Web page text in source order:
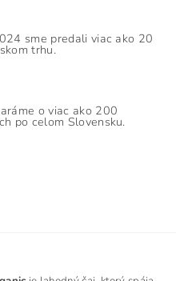
sme predali viac ako 20
trhu.
o viac ako 200
po celom Slovensku.